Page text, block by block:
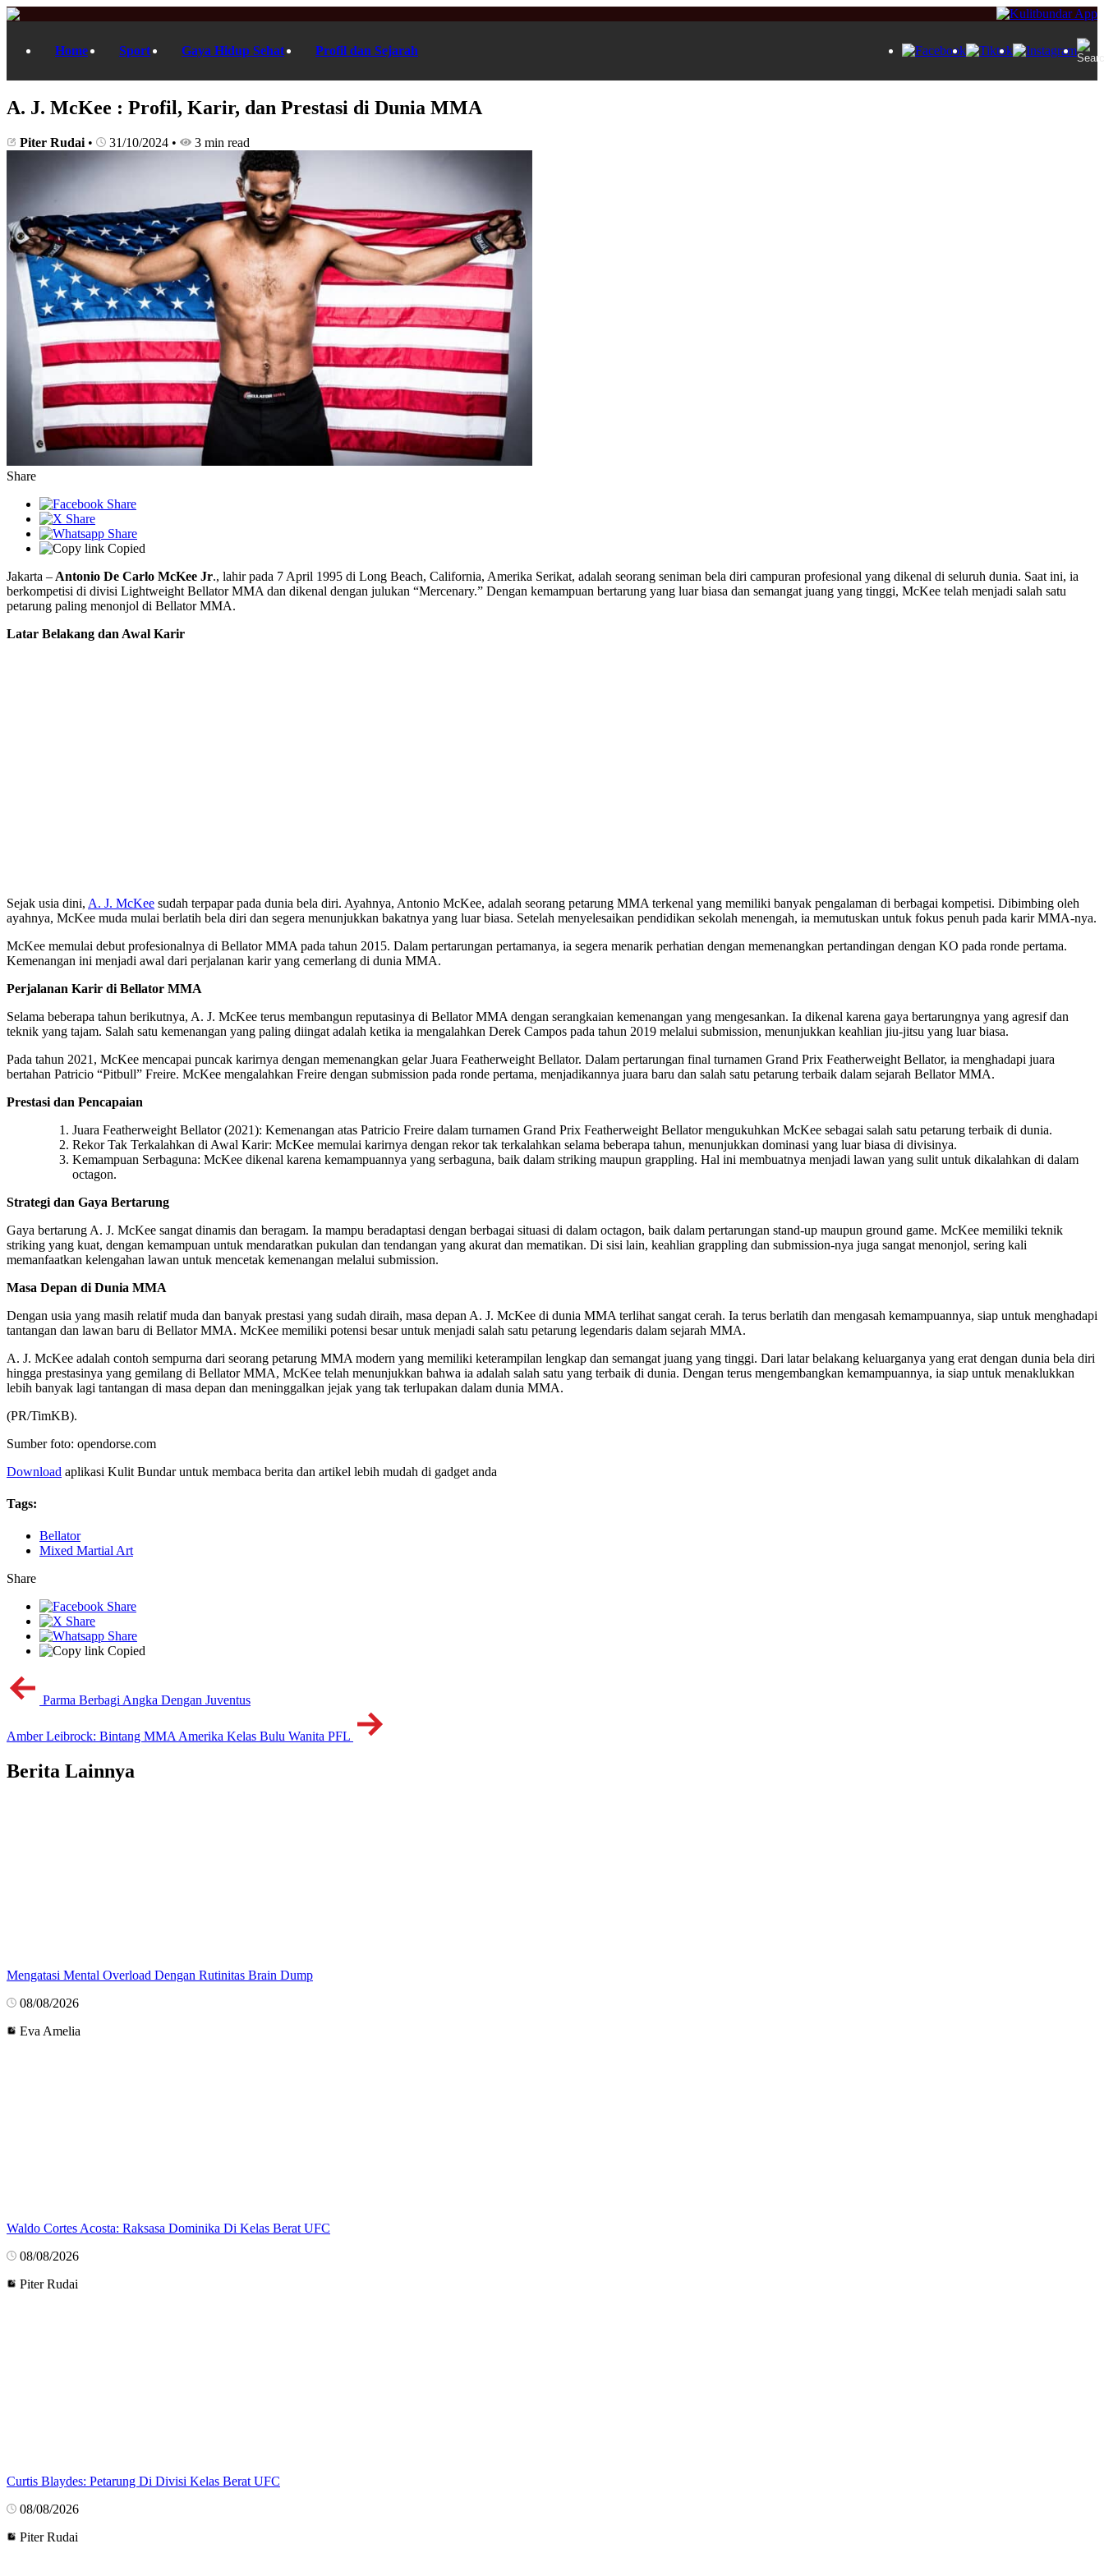
Home Sport Gaya Hidup Sehat Profil dan Sejarah
A. J. McKee : Profil, Karir, dan Prestasi di Dunia MMA
Piter Rudai • 31/10/2024 • 3 min read
Share
Copied
Jakarta – Antonio De Carlo McKee Jr., lahir pada 7 April 1995 di Long Beach, California, Amerika Serikat, adalah seorang seniman bela diri campuran profesional yang dikenal di seluruh dunia. Saat ini, ia
berkompetisi di divisi Lightweight Bellator MMA dan dikenal dengan julukan “Mercenary.” Dengan kemampuan bertarung yang luar biasa dan semangat juang yang tinggi, McKee telah menjadi salah satu
petarung paling menonjol di Bellator MMA.
Latar Belakang dan Awal Karir
Sejak usia dini, A. J. McKee sudah terpapar pada dunia bela diri. Ayahnya, Antonio McKee, adalah seorang petarung MMA terkenal yang memiliki banyak pengalaman di berbagai kompetisi. Dibimbing oleh
ayahnya, McKee muda mulai berlatih bela diri dan segera menunjukkan bakatnya yang luar biasa. Setelah menyelesaikan pendidikan sekolah menengah, ia memutuskan untuk fokus penuh pada karir MMA-nya.
McKee memulai debut profesionalnya di Bellator MMA pada tahun 2015. Dalam pertarungan pertamanya, ia segera menarik perhatian dengan memenangkan pertandingan dengan KO pada ronde pertama.
Kemenangan ini menjadi awal dari perjalanan karir yang cemerlang di dunia MMA.
Perjalanan Karir di Bellator MMA
Selama beberapa tahun berikutnya, A. J. McKee terus membangun reputasinya di Bellator MMA dengan serangkaian kemenangan yang mengesankan. Ia dikenal karena gaya bertarungnya yang agresif dan
teknik yang tajam. Salah satu kemenangan yang paling diingat adalah ketika ia mengalahkan Derek Campos pada tahun 2019 melalui submission, menunjukkan keahlian jiu-jitsu yang luar biasa.
Pada tahun 2021, McKee mencapai puncak karirnya dengan memenangkan gelar Juara Featherweight Bellator. Dalam pertarungan final turnamen Grand Prix Featherweight Bellator, ia menghadapi juara
bertahan Patricio “Pitbull” Freire. McKee mengalahkan Freire dengan submission pada ronde pertama, menjadikannya juara baru dan salah satu petarung terbaik dalam sejarah Bellator MMA.
Prestasi dan Pencapaian
Juara Featherweight Bellator (2021): Kemenangan atas Patricio Freire dalam turnamen Grand Prix Featherweight Bellator mengukuhkan McKee sebagai salah satu petarung terbaik di dunia.
Rekor Tak Terkalahkan di Awal Karir: McKee memulai karirnya dengan rekor tak terkalahkan selama beberapa tahun, menunjukkan dominasi yang luar biasa di divisinya.
Kemampuan Serbaguna: McKee dikenal karena kemampuannya yang serbaguna, baik dalam striking maupun grappling. Hal ini membuatnya menjadi lawan yang sulit untuk dikalahkan di dalam
octagon.
Strategi dan Gaya Bertarung
Gaya bertarung A. J. McKee sangat dinamis dan beragam. Ia mampu beradaptasi dengan berbagai situasi di dalam octagon, baik dalam pertarungan stand-up maupun ground game. McKee memiliki teknik
striking yang kuat, dengan kemampuan untuk mendaratkan pukulan dan tendangan yang akurat dan mematikan. Di sisi lain, keahlian grappling dan submission-nya juga sangat menonjol, sering kali
memanfaatkan kelengahan lawan untuk mencetak kemenangan melalui submission.
Masa Depan di Dunia MMA
Dengan usia yang masih relatif muda dan banyak prestasi yang sudah diraih, masa depan A. J. McKee di dunia MMA terlihat sangat cerah. Ia terus berlatih dan mengasah kemampuannya, siap untuk menghadapi
tantangan dan lawan baru di Bellator MMA. McKee memiliki potensi besar untuk menjadi salah satu petarung legendaris dalam sejarah MMA.
A. J. McKee adalah contoh sempurna dari seorang petarung MMA modern yang memiliki keterampilan lengkap dan semangat juang yang tinggi. Dari latar belakang keluarganya yang erat dengan dunia bela diri
hingga prestasinya yang gemilang di Bellator MMA, McKee telah menunjukkan bahwa ia adalah salah satu yang terbaik di dunia. Dengan terus mengembangkan kemampuannya, ia siap untuk menaklukkan
lebih banyak lagi tantangan di masa depan dan meninggalkan jejak yang tak terlupakan dalam dunia MMA.
(PR/TimKB).
Sumber foto: opendorse.com
Download aplikasi Kulit Bundar untuk membaca berita dan artikel lebih mudah di gadget anda
Tags:
Bellator
Mixed Martial Art
Share
Copied
Parma Berbagi Angka Dengan Juventus
Amber Leibrock: Bintang MMA Amerika Kelas Bulu Wanita PFL
Berita Lainnya
Mengatasi Mental Overload Dengan Rutinitas Brain Dump
08/08/2026
Eva Amelia
Waldo Cortes Acosta: Raksasa Dominika Di Kelas Berat UFC
08/08/2026
Piter Rudai
Curtis Blaydes: Petarung Di Divisi Kelas Berat UFC
08/08/2026
Piter Rudai